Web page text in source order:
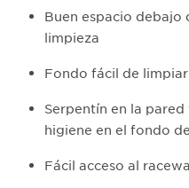
Buen espacio
limpieza
Fondo fácil de limpiar
Serpentín en la
higiene en el fondo
Fácil acceso al